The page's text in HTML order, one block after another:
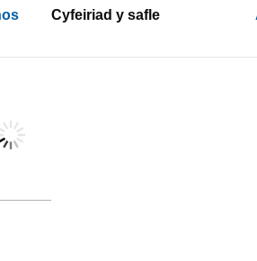
Cyfeiriad y safle